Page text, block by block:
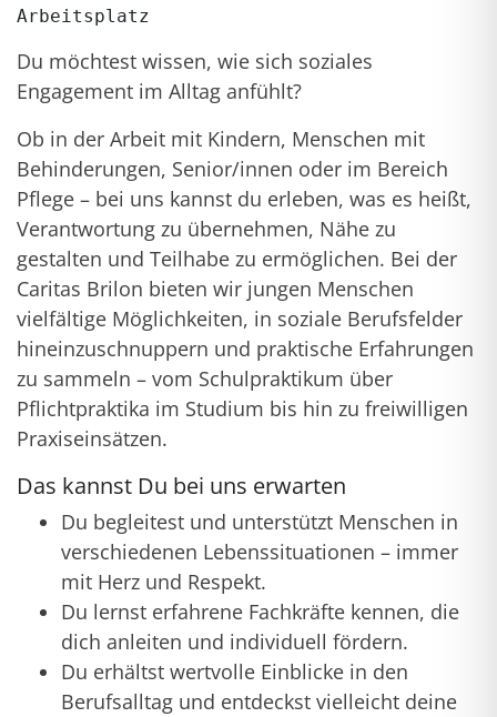
Du möchtest wissen, wie sich soziales
Engagement im Alltag anfühlt?
Ob in der Arbeit mit Kindern, Menschen mit
Behinderungen, Senior/innen oder im Bereich
Pflege – bei uns kannst du erleben, was es heißt,
Verantwortung zu übernehmen, Nähe zu
gestalten und Teilhabe zu ermöglichen. Bei der
Caritas Brilon bieten wir jungen Menschen
vielfältige Möglichkeiten, in soziale Berufsfelder
hineinzuschnuppern und praktische Erfahrungen
zu sammeln – vom Schulpraktikum über
Pflichtpraktika im Studium bis hin zu freiwilligen
Praxiseinsätzen.
Das kannst Du bei uns erwarten
Du begleitest und unterstützt Menschen in
verschiedenen Lebenssituationen – immer
mit Herz und Respekt.
Du lernst erfahrene Fachkräfte kennen, die
dich anleiten und individuell fördern.
Du erhältst wertvolle Einblicke in den
Berufsalltag und entdeckst vielleicht deine